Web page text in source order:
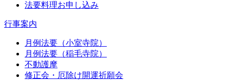
法要料理お申し込み
行事案内
月例法要（小室寺院）
月例法要（稲毛寺院）
不動護摩
修正会・厄除け開運祈願会